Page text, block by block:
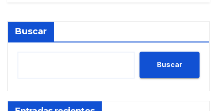
Buscar
Buscar